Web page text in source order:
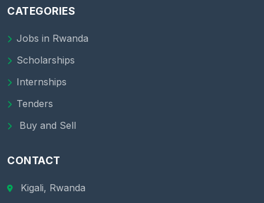
CATEGORIES
Jobs in Rwanda
Scholarships
Internships
Tenders
Buy and Sell
CONTACT
Kigali, Rwanda